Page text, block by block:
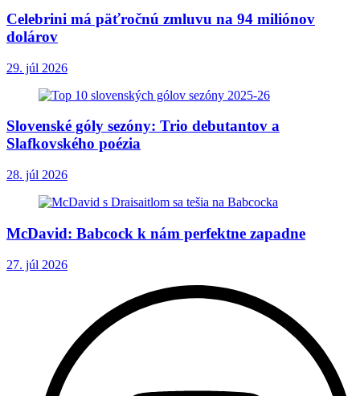
Celebrini má päťročnú zmluvu na 94 miliónov
dolárov
29. júl 2026
Slovenské góly sezóny: Trio debutantov a
Slafkovského poézia
28. júl 2026
McDavid: Babcock k nám perfektne zapadne
27. júl 2026